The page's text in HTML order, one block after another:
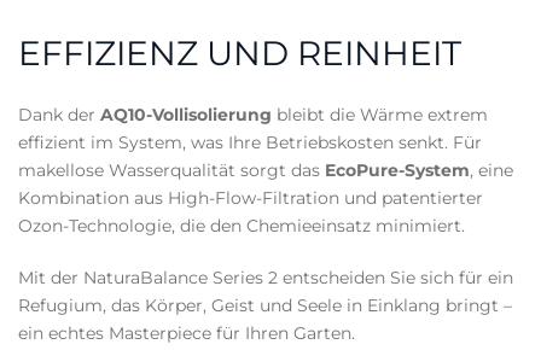
EFFIZIENZ UND REINHEIT
Dank der AQ10-Vollisolierung bleibt die Wärme extrem
effizient im System, was Ihre Betriebskosten senkt. Für
makellose Wasserqualität sorgt das EcoPure-System, eine
Kombination aus High-Flow-Filtration und patentierter
Ozon-Technologie, die den Chemieeinsatz minimiert.
Mit der NaturaBalance Series 2 entscheiden Sie sich für ein
Refugium, das Körper, Geist und Seele in Einklang bringt –
ein echtes Masterpiece für Ihren Garten.